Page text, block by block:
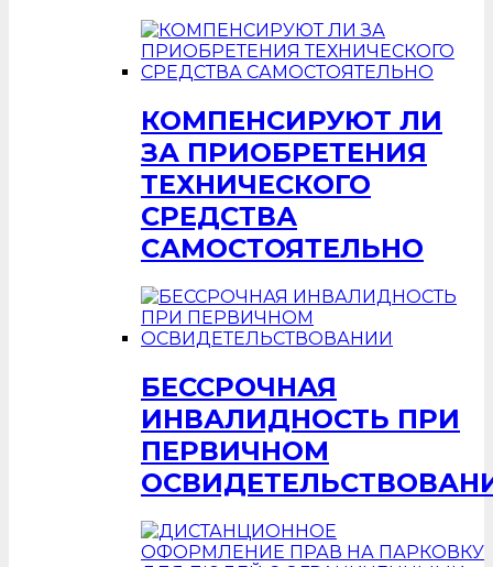
КОМПЕНСИРУЮТ ЛИ
ЗА ПРИОБРЕТЕНИЯ
ТЕХНИЧЕСКОГО
СРЕДСТВА
САМОСТОЯТЕЛЬНО
БЕССРОЧНАЯ
ИНВАЛИДНОСТЬ ПРИ
ПЕРВИЧНОМ